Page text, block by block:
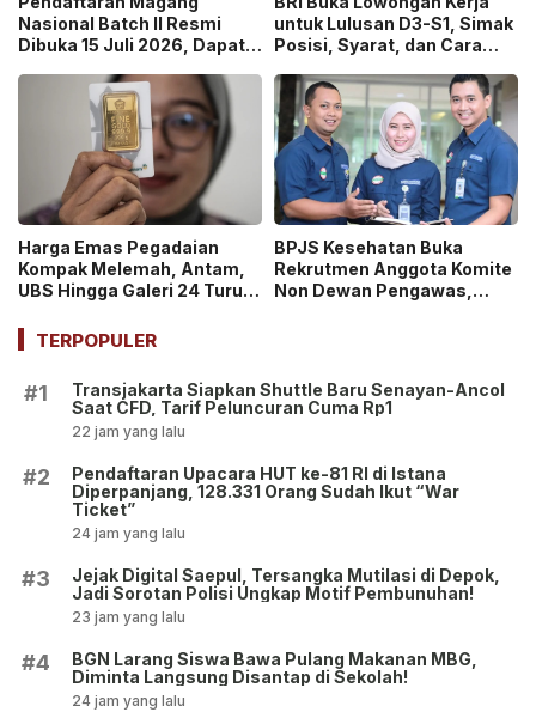
Nasional Batch II Resmi
Dibuka 15 Juli 2026, Dapat
untuk Lulusan D3-S1, Simak
Posisi, Syarat, dan Cara
Harga Emas Pegadaian
Kompak Melemah, Antam,
UBS Hingga Galeri 24 Turun
BPJS Kesehatan Buka
Rekrutmen Anggota Komite
Non Dewan Pengawas,
TERPOPULER
#1
Transjakarta Siapkan Shuttle Baru Senayan-Ancol
Saat CFD, Tarif Peluncuran Cuma Rp1
22 jam yang lalu
#2
Pendaftaran Upacara HUT ke-81 RI di Istana
Diperpanjang, 128.331 Orang Sudah Ikut “War
Ticket”
24 jam yang lalu
#3
Jejak Digital Saepul, Tersangka Mutilasi di Depok,
Jadi Sorotan Polisi Ungkap Motif Pembunuhan!
23 jam yang lalu
#4
BGN Larang Siswa Bawa Pulang Makanan MBG,
Diminta Langsung Disantap di Sekolah!
24 jam yang lalu